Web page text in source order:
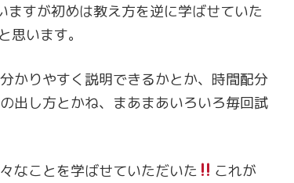
すが初めは教え方を逆に学ばせていた
います。
かりやすく説明できるかとか、時間配分
出し方とかね、まあまあいろいろ毎回試
なことを学ばせていただいた
これが